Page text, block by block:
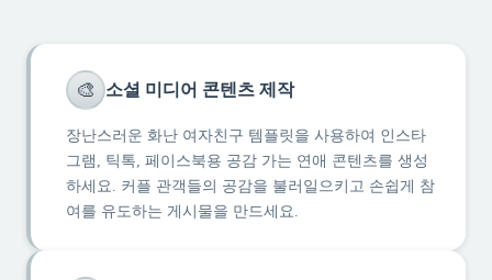
🎨 소셜 미디어 콘텐츠 제작
장난스러운 화난 여자친구 템플릿을 사용하여 인스타
그램, 틱톡, 페이스북용 공감 가는 연애 콘텐츠를 생성
하세요. 커플 관객들의 공감을 불러일으키고 손쉽게 참
여를 유도하는 게시물을 만드세요.